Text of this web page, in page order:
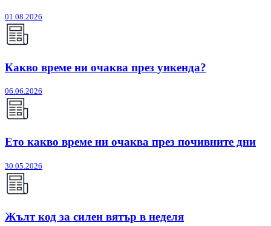
01.08.2026
Какво време ни очаква през уикенда?
06.06.2026
Ето какво време ни очаква през почивните дни
30.05.2026
Жълт код за силен вятър в неделя